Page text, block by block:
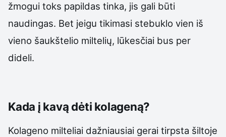
žmogui toks papildas tinka, jis gali būti
naudingas. Bet jeigu tikimasi stebuklo vien iš
vieno šaukštelio miltelių, lūkesčiai bus per
dideli.
Kada į kavą dėti kolageną?
Kolageno milteliai dažniausiai gerai tirpsta šiltoje